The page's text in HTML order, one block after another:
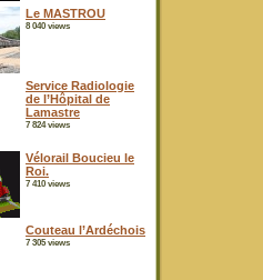
Le MASTROU
8 040 views
Service Radiologie
de l’Hôpital de
Lamastre
7 824 views
Vélorail Boucieu le
Roi.
7 410 views
Couteau l’Ardéchois
7 305 views